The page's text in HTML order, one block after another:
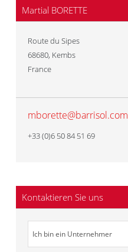
Martial BORETTE
Route du Sipes
68680, Kembs
France
mborette@barrisol.com
+33 (0)6 50 84 51 69
Kontaktieren Sie uns